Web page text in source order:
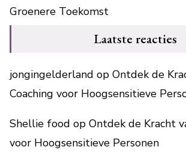
Groenere Toekomst
Laatste reacties
jongingelderland op Ontdek de
Coaching voor Hoogsensitieve
Shellie food op Ontdek de Kracht
voor Hoogsensitieve Personen